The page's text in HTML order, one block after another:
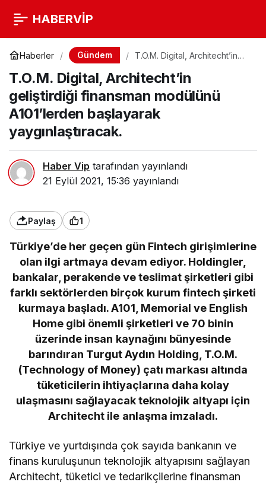
HABERVİP
Haberler Gündem
T.O.M. Digital, Architecht’in
modülünü A101’lerden
başlayarak yaygınlaştıracak.
T.O.M. Digital, Architecht’in
geliştirdiği finansman modülünü
A101’lerden başlayarak
yaygınlaştıracak.
Haber Vip tarafından yayınlandı
21 Eylül 2021, 15:36 yayınlandı
Paylaş 1
Türkiye’de her geçen gün Fintech girişimlerine
olan ilgi artmaya devam ediyor. Holdingler,
bankalar, perakende ve teslimat şirketleri gibi
farklı sektörlerden birçok kurum fintech şirketi
kurmaya başladı. A101, Memorial ve English
Home gibi önemli şirketleri ve 70 binin
üzerinde insan kaynağını bünyesinde
barındıran Turgut Aydın Holding, T.O.M.
(Technology of Money) çatı markası altında
tüketicilerin ihtiyaçlarına daha kolay
ulaşmasını sağlayacak teknolojik altyapı için
Architecht ile anlaşma imzaladı.
Türkiye ve yurtdışında çok sayıda bankanın ve
finans kuruluşunun teknolojik altyapısını sağlayan
Architecht, tüketici ve tedarikçilerine finansman